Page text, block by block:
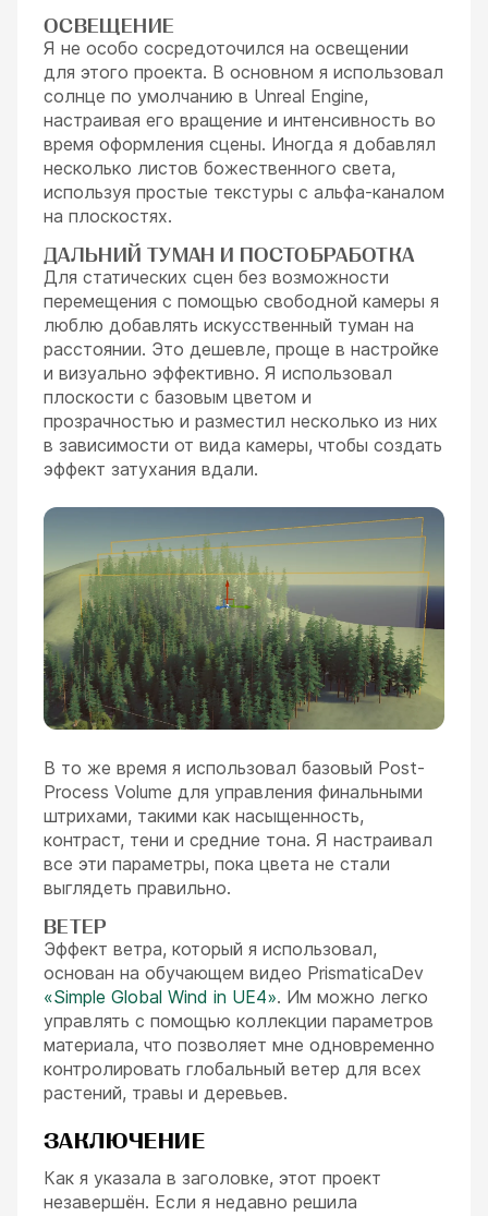
ОСВЕЩЕНИЕ
Я не особо сосредоточился на освещении
для этого проекта. В основном я использовал
солнце по умолчанию в Unreal Engine,
настраивая его вращение и интенсивность во
время оформления сцены. Иногда я добавлял
несколько листов божественного света,
используя простые текстуры с альфа-каналом
на плоскостях.
ДАЛЬНИЙ ТУМАН И ПОСТОБРАБОТКА
Для статических сцен без возможности
перемещения с помощью свободной камеры я
люблю добавлять искусственный туман на
расстоянии. Это дешевле, проще в настройке
и визуально эффективно. Я использовал
плоскости с базовым цветом и
прозрачностью и разместил несколько из них
в зависимости от вида камеры, чтобы создать
эффект затухания вдали.
В то же время я использовал базовый Post-
Process Volume для управления финальными
штрихами, такими как насыщенность,
контраст, тени и средние тона. Я настраивал
все эти параметры, пока цвета не стали
выглядеть правильно.
ВЕТЕР
Эффект ветра, который я использовал,
основан на обучающем видео PrismaticaDev
«Simple Global Wind in UE4». Им можно легко
управлять с помощью коллекции параметров
материала, что позволяет мне одновременно
контролировать глобальный ветер для всех
растений, травы и деревьев.
ЗАКЛЮЧЕНИЕ
Как я указала в заголовке, этот проект
незавершён. Если я недавно решила